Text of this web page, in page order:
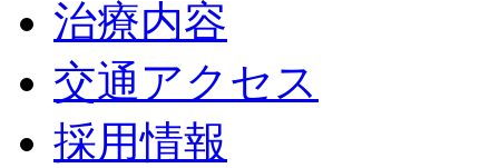
治療内容
交通アクセス
採用情報